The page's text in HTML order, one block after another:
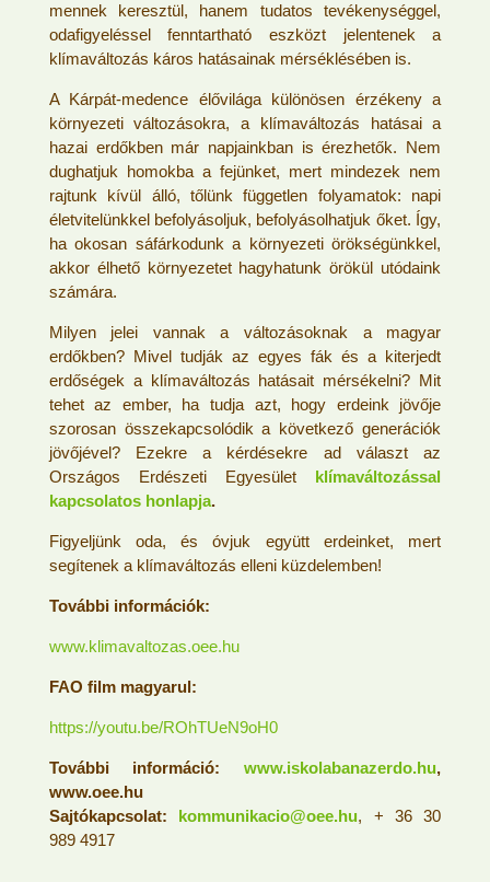
mennek keresztül, hanem tudatos tevékenységgel,
odafigyeléssel fenntartható eszközt jelentenek a
klímaváltozás káros hatásainak mérséklésében is.
A Kárpát-medence élővilága különösen érzékeny a
környezeti változásokra, a klímaváltozás hatásai a
hazai erdőkben már napjainkban is érezhetők. Nem
dughatjuk homokba a fejünket, mert mindezek nem
rajtunk kívül álló, tőlünk független folyamatok: napi
életvitelünkkel befolyásoljuk, befolyásolhatjuk őket. Így,
ha okosan sáfárkodunk a környezeti örökségünkkel,
akkor élhető környezetet hagyhatunk örökül utódaink
számára.
Milyen jelei vannak a változásoknak a magyar
erdőkben? Mivel tudják az egyes fák és a kiterjedt
erdőségek a klímaváltozás hatásait mérsékelni? Mit
tehet az ember, ha tudja azt, hogy erdeink jövője
szorosan összekapcsolódik a következő generációk
jövőjével? Ezekre a kérdésekre ad választ az
Országos Erdészeti Egyesület
klímaváltozással
kapcsolatos honlapja.
Figyeljünk oda, és óvjuk együtt erdeinket, mert
segítenek a klímaváltozás elleni küzdelemben!
További információk:
www.klimavaltozas.oee.hu
FAO film magyarul:
https://youtu.be/ROhTUeN9oH0
További információ: www.iskolabanazerdo.hu,
www.oee.hu
Sajtókapcsolat:
kommunikacio@oee.hu, + 36 30
989 4917